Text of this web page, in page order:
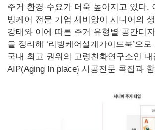
주거 환경 수요가 더욱 높아지고 있다.
빙케어 전문 기업 세비앙이 시니어의
강태와 이에 따른 주거 유형별 공간디
을 정리해 ‘리빙케어설계가이드북’으
국내 최고 권위의 고령친화연구소인 내
AIP(Aging In place) 시공전문 콕집과